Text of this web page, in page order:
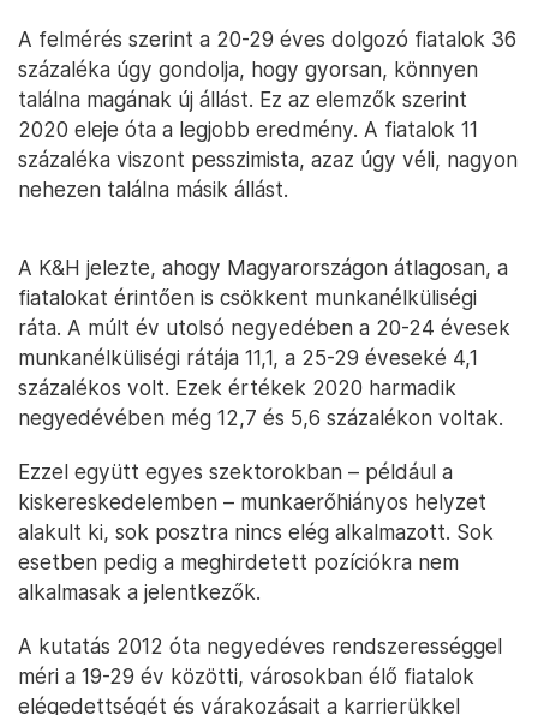
A felmérés szerint a 20-29 éves dolgozó fiatalok 36
százaléka úgy gondolja, hogy gyorsan, könnyen
találna magának új állást. Ez az elemzők szerint
2020 eleje óta a legjobb eredmény. A fiatalok 11
százaléka viszont pesszimista, azaz úgy véli, nagyon
nehezen találna másik állást.
A K&H jelezte, ahogy Magyarországon átlagosan, a
fiatalokat érintően is csökkent munkanélküliségi
ráta. A múlt év utolsó negyedében a 20-24 évesek
munkanélküliségi rátája 11,1, a 25-29 éveseké 4,1
százalékos volt. Ezek értékek 2020 harmadik
negyedévében még 12,7 és 5,6 százalékon voltak.
Ezzel együtt egyes szektorokban – például a
kiskereskedelemben – munkaerőhiányos helyzet
alakult ki, sok posztra nincs elég alkalmazott. Sok
esetben pedig a meghirdetett pozíciókra nem
alkalmasak a jelentkezők.
A kutatás 2012 óta negyedéves rendszerességgel
méri a 19-29 év közötti, városokban élő fiatalok
elégedettségét és várakozásait a karrierükkel